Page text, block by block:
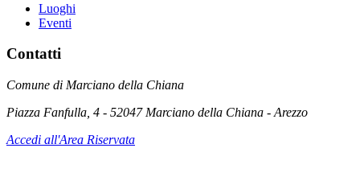
Luoghi
Eventi
Contatti
Comune di Marciano della Chiana
Piazza Fanfulla, 4 - 52047 Marciano della Chiana - Arezzo
Accedi all'Area Riservata